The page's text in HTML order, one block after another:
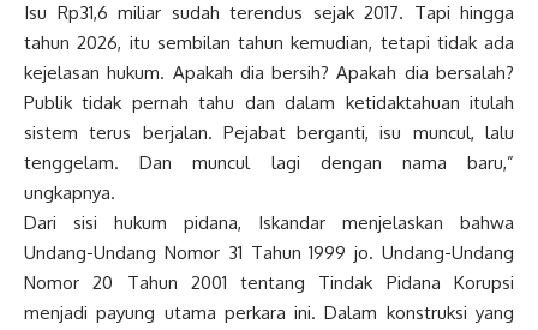
Isu Rp31,6 miliar sudah terendus sejak 2017. Tapi hingga
tahun 2026, itu sembilan tahun kemudian, tetapi tidak ada
kejelasan hukum. Apakah dia bersih? Apakah dia bersalah?
Publik tidak pernah tahu dan dalam ketidaktahuan itulah
sistem terus berjalan. Pejabat berganti, isu muncul, lalu
tenggelam. Dan muncul lagi dengan nama baru,”
ungkapnya.
Dari sisi hukum pidana, Iskandar menjelaskan bahwa
Undang-Undang Nomor 31 Tahun 1999 jo. Undang-Undang
Nomor 20 Tahun 2001 tentang Tindak Pidana Korupsi
menjadi payung utama perkara ini. Dalam konstruksi yang